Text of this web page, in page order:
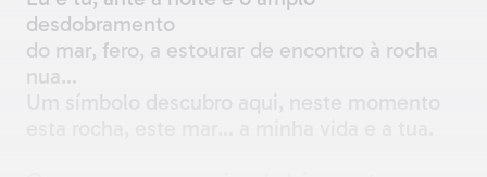
desdobramento
do mar, fero, a estourar de encontro à rocha
nua…
Um símbolo descubro aqui, neste momento